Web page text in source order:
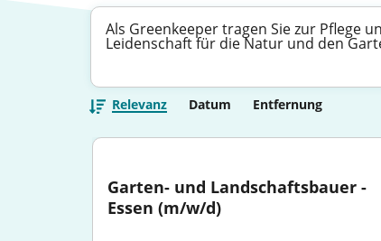
Als Greenkeeper tragen Sie zur Pflege
Leidenschaft für die Natur und den
Relevanz Datum Entfernung
Garten- und Landschaftsbauer -
Essen (m/w/d)